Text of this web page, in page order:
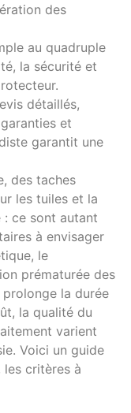
des
au quadruple
la sécurité et
détaillés,
et
garantit une
des taches
les tuiles et la
ce sont autant
à envisager
le
prématurée des
la durée
la qualité du
varient
Voici un guide
critères à